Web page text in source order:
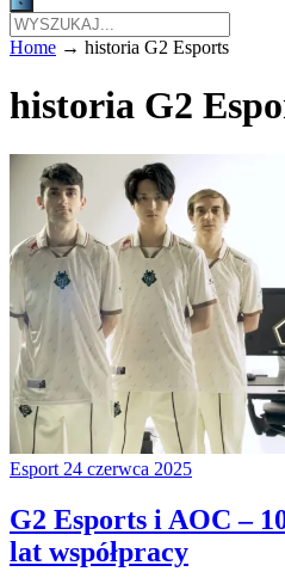
Home → historia G2 Esports
historia G2
Esport 24 czerwca 2025
G2 Esports i AOC –
lat współpracy